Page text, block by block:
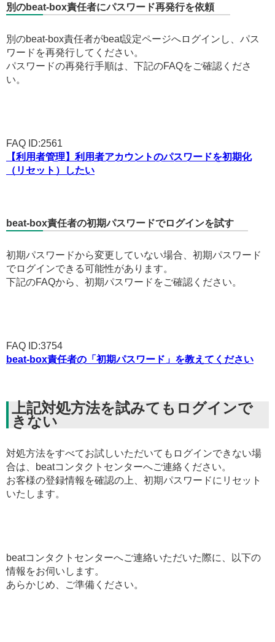
別のbeat-box責任者にパスワード再発行を依頼
別のbeat-box責任者がbeat設定ページへログインし、パス
ワードを再発行してください。
パスワードの再発行手順は、下記のFAQをご確認くださ
い。
FAQ ID:2561
【利用者管理】利用者アカウントのパスワードを初期化
（リセット）したい
beat-box責任者の初期パスワードでログインを試す
初期パスワードから変更していない場合、初期パスワード
でログインできる可能性があります。
下記のFAQから、初期パスワードをご確認ください。
FAQ ID:3754
beat-box責任者の「初期パスワード」を教えてください
上記対処方法を試みてもログインで
きない
対処方法をすべてお試しいただいてもログインできない場
合は、beatコンタクトセンターへご連絡ください。
お客様の登録情報を確認の上、初期パスワードにリセット
いたします。
beatコンタクトセンターへご連絡いただいた際に、以下の
情報をお伺いします。
あらかじめ、ご準備ください。